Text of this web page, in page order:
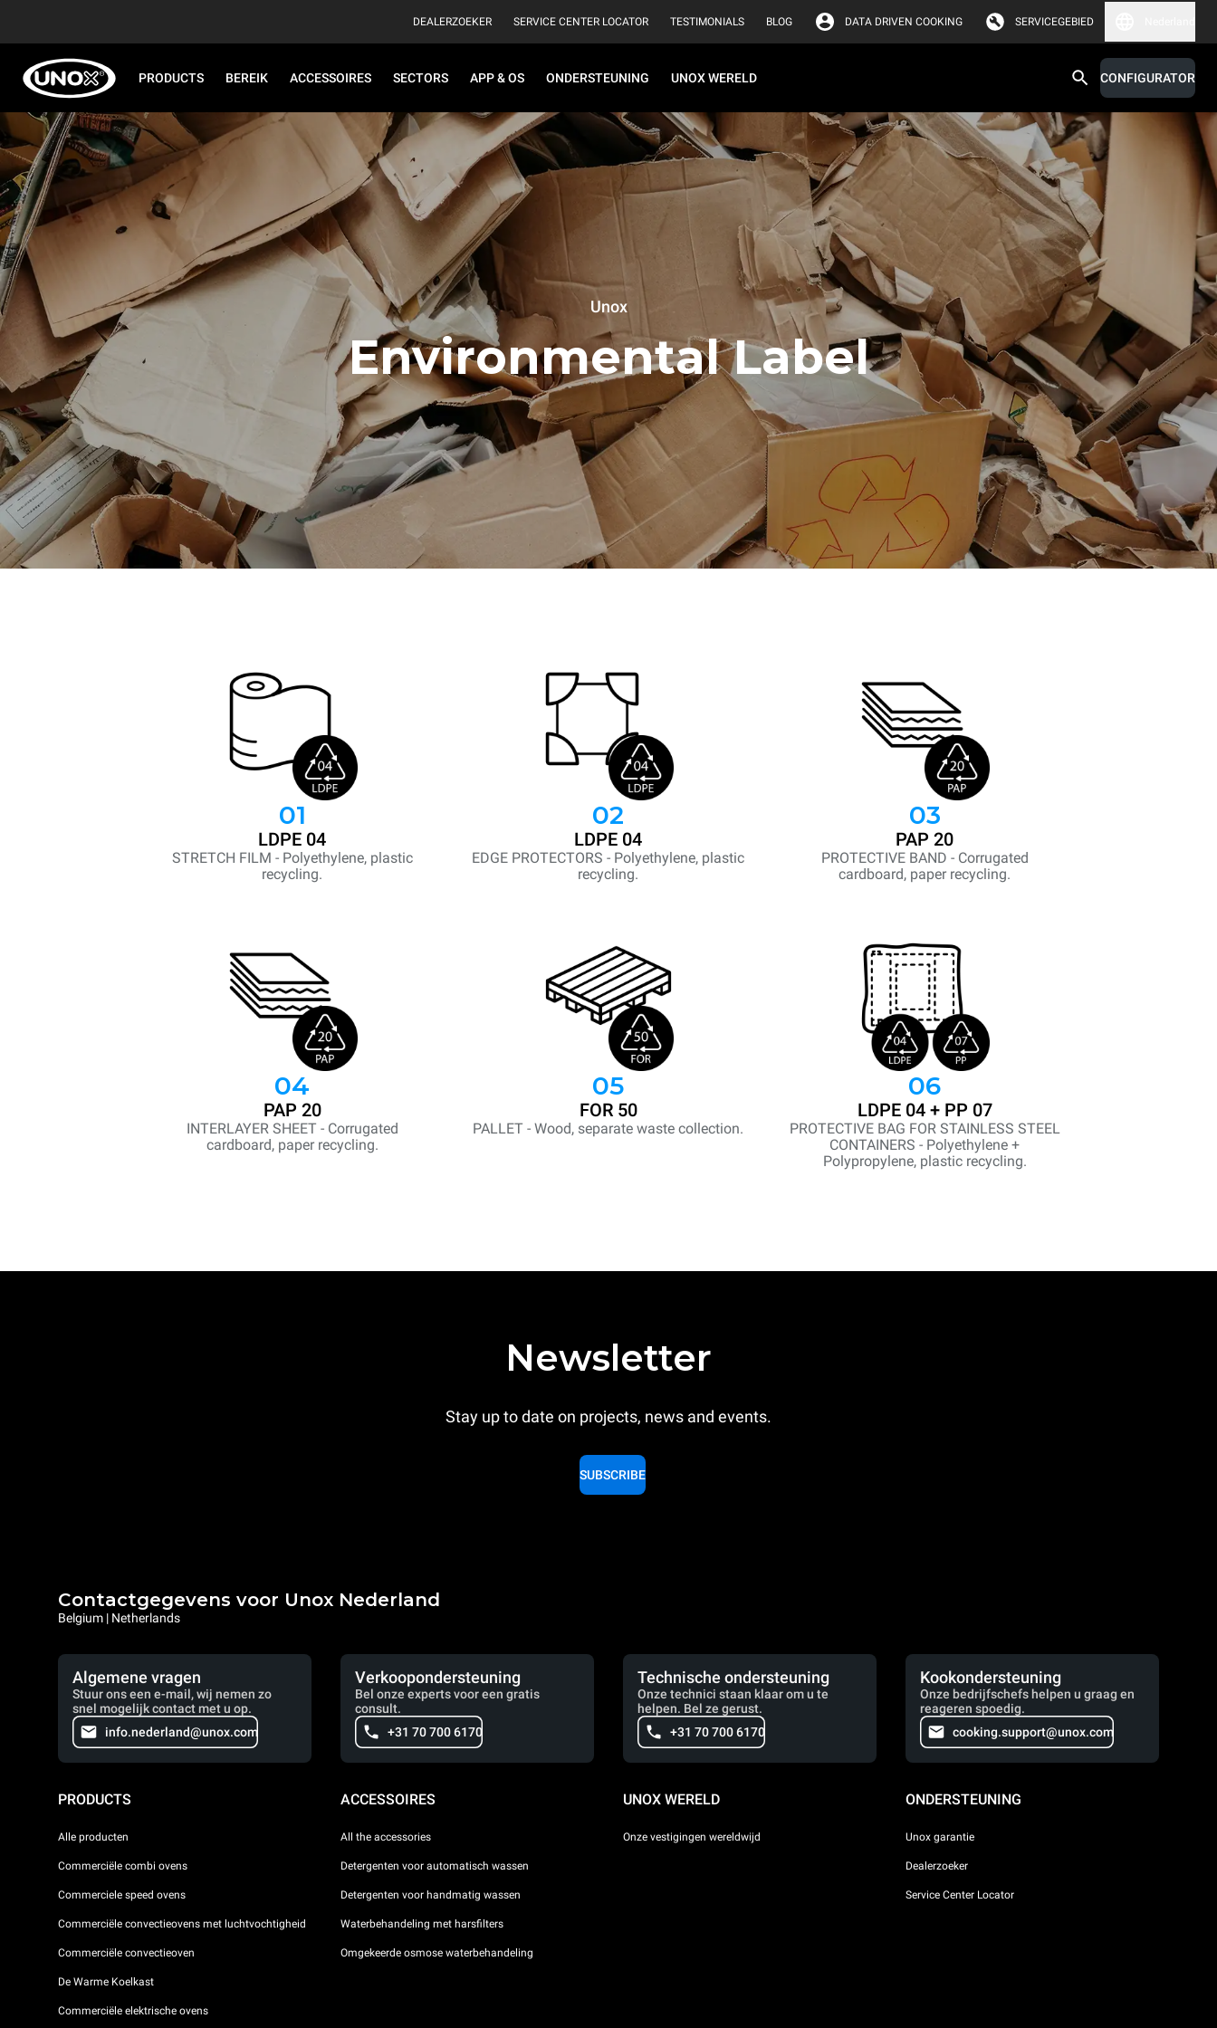
DEALERZOEKER SERVICE CENTER LOCATOR TESTIMONIALS BLOG DATA DRIVEN COOKING SERVICEGEBIED
PRODUCTS BEREIK ACCESSOIRES SECTORS APP & OS ONDERSTEUNING UNOX WERELD CONFIGURATOR
Unox
Environmental Label
01
LDPE 04
STRETCH FILM - Polyethylene, plastic
recycling.
02
LDPE 04
EDGE PROTECTORS - Polyethylene, plastic
recycling.
03
PAP 20
PROTECTIVE BAND - Corrugated
cardboard, paper recycling.
04
PAP 20
INTERLAYER SHEET - Corrugated
cardboard, paper recycling.
05
FOR 50
PALLET - Wood, separate waste collection.
06
LDPE 04 + PP 07
PROTECTIVE BAG FOR STAINLESS STEEL
CONTAINERS - Polyethylene +
Polypropylene, plastic recycling.
Newsletter
Stay up to date on projects, news and events.
SUBSCRIBE
Contactgegevens voor Unox Nederland
Belgium | Netherlands
Algemene vragen
Stuur ons een e-mail, wij nemen zo
snel mogelijk contact met u op.
info.nederland@unox.com
Verkoopondersteuning
Bel onze experts voor een gratis
consult.
+31 70 700 6170
Technische ondersteuning
Onze technici staan klaar om u te
helpen. Bel ze gerust.
+31 70 700 6170
Kookondersteuning
Onze bedrijfschefs helpen u graag en
reageren spoedig.
cooking.support@unox.com
PRODUCTS
Alle producten
Commerciële combi ovens
Commerciele speed ovens
Commerciële convectieovens met luchtvochtigheid
Commerciële convectieoven
De Warme Koelkast
Commerciële elektrische ovens
ACCESSOIRES
All the accessories
Detergenten voor automatisch wassen
Detergenten voor handmatig wassen
Waterbehandeling met harsfilters
Omgekeerde osmose waterbehandeling
UNOX WERELD
Onze vestigingen wereldwijd
ONDERSTEUNING
Unox garantie
Dealerzoeker
Service Center Locator